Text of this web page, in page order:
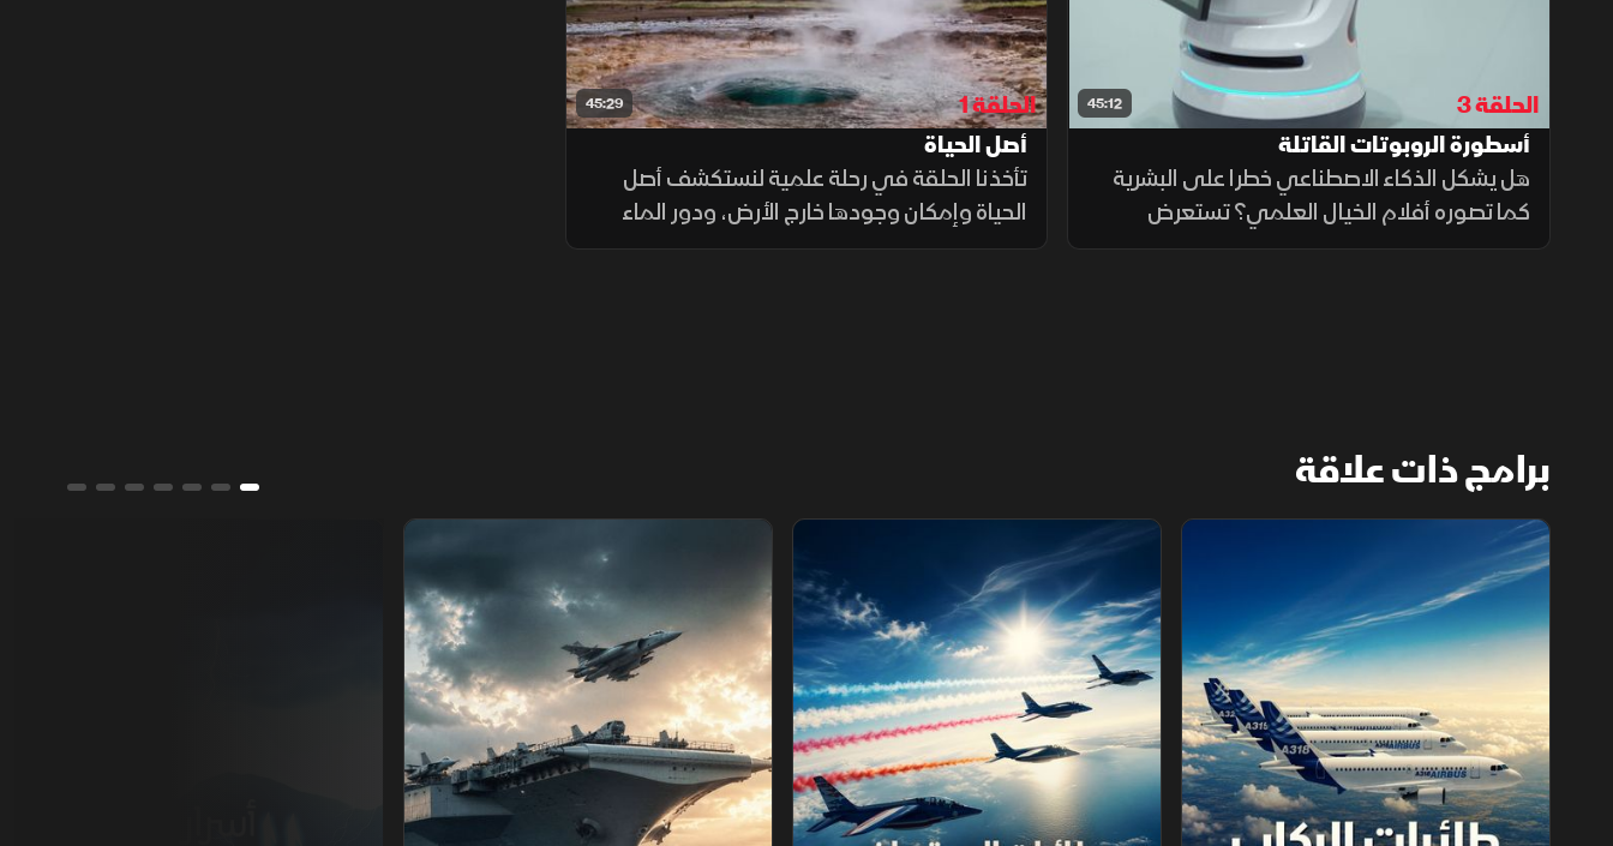
45:12
الحلقة 3
أسطورة الروبوتات القاتلة
هل يشكل الذكاء الاصطناعي خطرا على البشرية
كما تصوره أفلام الخيال العلمي؟ تستعرض
الحلقة الفرق بين الصورة السينمائية والواقع،
45:29
الحلقة 1
أصل الحياة
تأخذنا الحلقة في رحلة علمية لنستكشف أصل
الحياة وإمكان وجودها خارج الأرض، ودور الماء
والبيئات القاسية في نشأة الكائنات الحية،
برامج ذات علاقة
طائرات الركاب ‫المحطمة للأرقام القياسية طائرات الاستعراض ‫الجوي الفرنسي شارل ديغول.. عملاق البحر